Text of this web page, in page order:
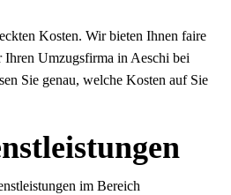
Kosten. Wir bieten Ihnen faire
Ihren Umzugsfirma in Aeschi bei
Sie genau, welche Kosten auf Sie
im Bereich